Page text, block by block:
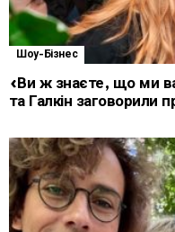
Шоу-Бізнес
«Ви ж знаєте, що ми
та Галкін заговорили